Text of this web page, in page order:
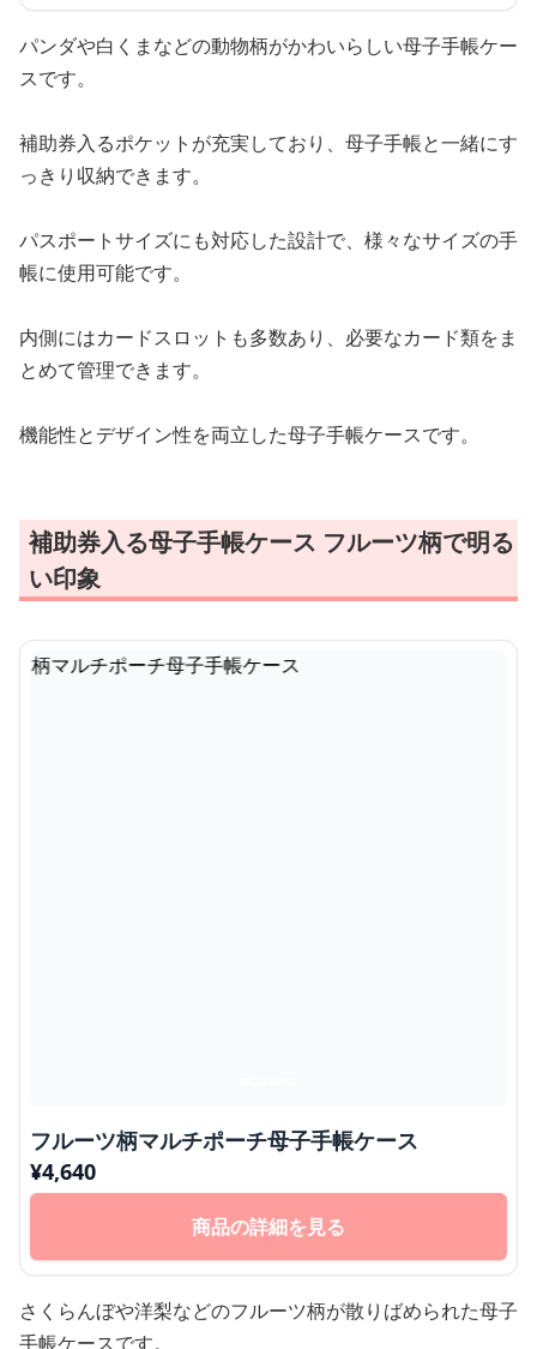
パンダや白くまなどの動物柄がかわいらしい母子手帳ケー
スです。
補助券入るポケットが充実しており、母子手帳と一緒にす
っきり収納できます。
パスポートサイズにも対応した設計で、様々なサイズの手
帳に使用可能です。
内側にはカードスロットも多数あり、必要なカード類をま
とめて管理できます。
機能性とデザイン性を両立した母子手帳ケースです。
補助券入る母子手帳ケース フルーツ柄で明る
い印象
フルーツ柄マルチポーチ母子手帳ケース
¥4,640
商品の詳細を見る
さくらんぼや洋梨などのフルーツ柄が散りばめられた母子
手帳ケースです。